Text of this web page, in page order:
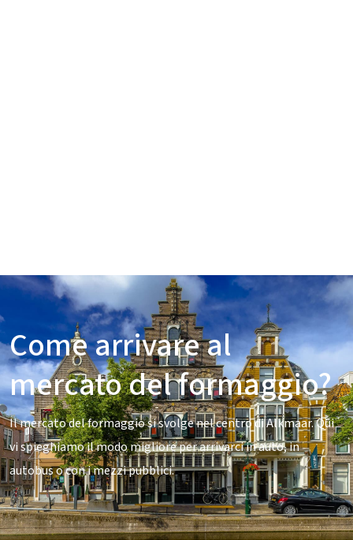
Come arrivare al
mercato del formaggio?
Il mercato del formaggio si svolge nel centro di Alkmaar. Qui
vi spieghiamo il modo migliore per arrivarci in auto, in
autobus o con i mezzi pubblici.